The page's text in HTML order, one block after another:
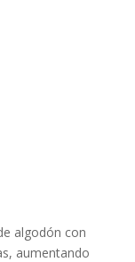
algodón con
aumentando